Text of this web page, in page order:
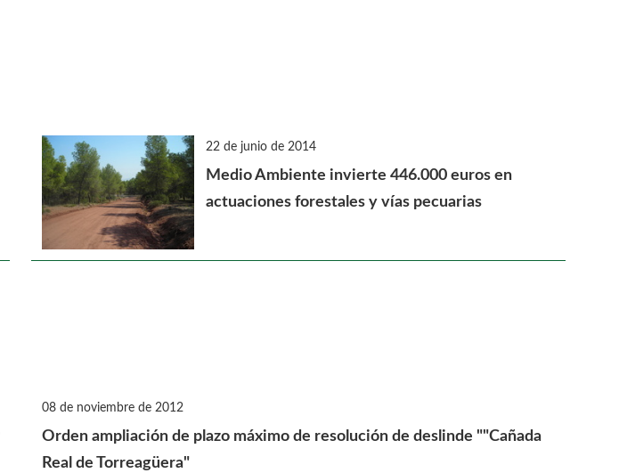
22 de junio de 2014
Medio Ambiente invierte 446.000 euros en
actuaciones forestales y vías pecuarias
08 de noviembre de 2012
Orden ampliación de plazo máximo de resolución de deslinde ""Cañada
Real de Torreagüera"